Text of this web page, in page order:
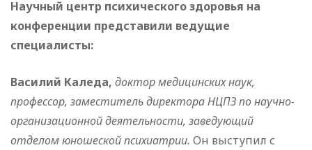
Научный центр психического здоровья на
конференции представили ведущие
специалисты:
️Василий Каледа, доктор медицинских наук,
профессор, заместитель директора НЦПЗ по научно-
организационной деятельности, заведующий
отделом юношеской психиатрии. Он выступил с